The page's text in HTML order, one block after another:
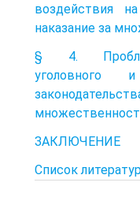
воздействия
наказание за
§ 4.
уголовного и
ЗАКЛЮЧЕНИЕ
Список